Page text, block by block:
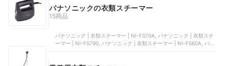
（2024年3月25日）のマイベストの情報をもとに執
筆しております。また、本コンテンツ内の価格情
パナソニックの衣類スチーマー
15商品
パナソニック | 衣類スチーマー | NI-FS70A, パナソニック | 衣類スチ
ーマー | NI-FS790, パナソニック | 衣類スチーマー | NI-FS60A, パナ